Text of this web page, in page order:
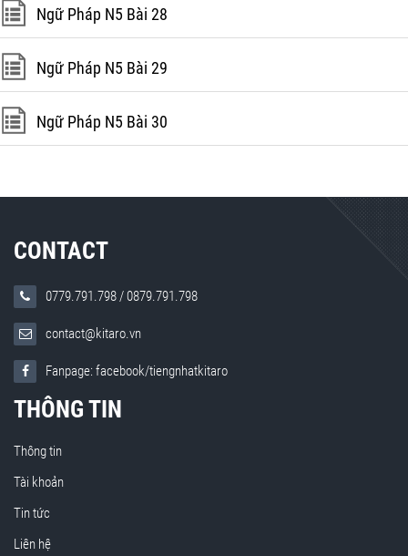
Ngữ Pháp N5 Bài 28
Ngữ Pháp N5 Bài 29
Ngữ Pháp N5 Bài 30
CONTACT
0779.791.798/0879.791.798
contact@kitaro.vn
Fanpage: facebook/tiengnhatkitaro
THÔNG TIN
Thông tin
Tài khoản
Tin tức
Liên hệ